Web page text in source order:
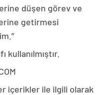
düşen görev ve
getirmesi
kullanılmıştır.
içerikler ile ilgili olarak